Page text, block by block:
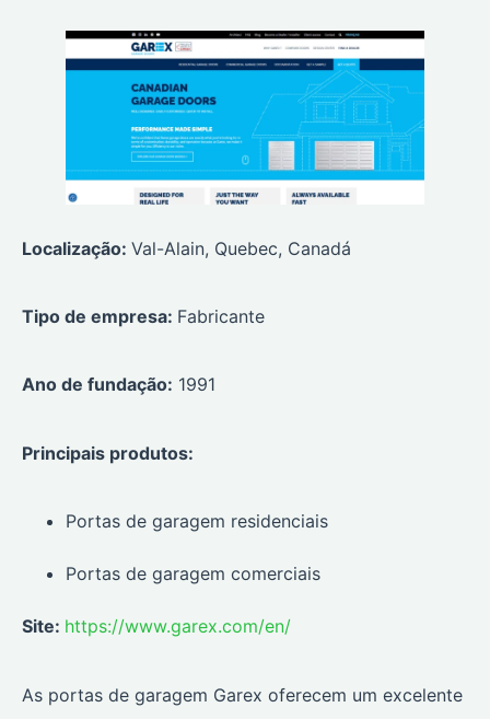
Localização: Val-Alain, Quebec, Canadá
Tipo de empresa: Fabricante
Ano de fundação: 1991
Principais produtos:
Portas de garagem residenciais
Portas de garagem comerciais
Site: https://www.garex.com/en/
As portas de garagem Garex oferecem um excelente